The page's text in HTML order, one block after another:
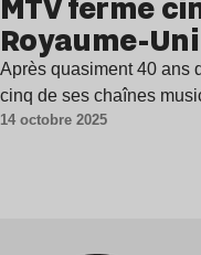
Royaume-Uni
Après quasiment 40 ans
cinq de ses chaînes
14 octobre 2025